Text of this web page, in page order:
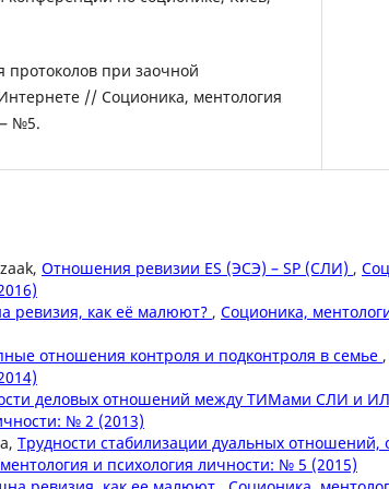
при заочной
// Соционика, ментология
№5.
Отношения ревизии ES (ЭСЭ) – SP (СЛИ) ,
ревизия, как её малюют? , Соционика,
отношения контроля и подконтроля в семье ,
деловых отношений между ТИМами СЛИ и
№ 2 (2013)
Трудности стабилизации дуальных
и психология личности: № 5 (2015)